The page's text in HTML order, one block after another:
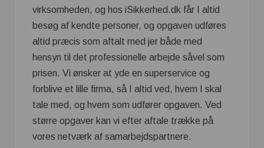
virksomheden, og hos iSikkerhed.dk får I altid
besøg af kendte personer, og opgaven udføres
altid præcis som aftalt med jer både med
hensyn til det professionelle arbejde såvel som
prisen. Vi ønsker at yde en superservice og
forblive et lille firma, så I altid ved, hvem I skal
tale med, og hvem som udfører opgaven. Ved
større opgaver kan vi efter aftale trække på
vores netværk af samarbejdspartnere.